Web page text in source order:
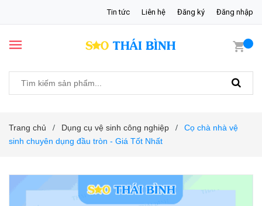
Tin tức Liên hệ Đăng ký Đăng nhập
Trang chủ / Dụng cụ vệ sinh công nghiệp /
Cọ chà nhà vệ
sinh chuyên dụng đầu tròn - Giá Tốt Nhất